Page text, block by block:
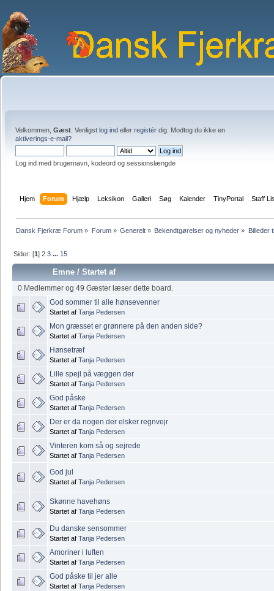
Velkommen, Gæst . Venligst log ind eller registér dig. Modtog du ikke en
aktiverings-e-mail?
Log ind med brugernavn, kodeord og sessionslængde
Hjem Forum Hjælp Leksikon Galleri Søg Kalender TinyPortal Staff
Dansk Fjerkræ Forum » Forum» Generelt» Bekendtgørelser og nyheder » Billeder
Sider: [1]2 3 ... 15
Emne /Startet af
0 Medlemmer og 49 Gæster læser dette board.
God sommer til alle hønsevenner
Startet af Tanja Pedersen
Mon græsset er grønnere på den anden side?
Startet af Tanja Pedersen
Hønsetræf
Startet af Tanja Pedersen
Lille spejl på væggen der
Startet af Tanja Pedersen
God påske
Startet af Tanja Pedersen
Der er da nogen der elsker regnvejr
Startet af Tanja Pedersen
Vinteren kom så og sejrede
Startet af Tanja Pedersen
God jul
Startet af Tanja Pedersen
Skønne havehøns
Startet af Tanja Pedersen
Du danske sensommer
Startet af Tanja Pedersen
Amoriner i luften
Startet af Tanja Pedersen
God påske til jer alle
Startet af Tanja Pedersen